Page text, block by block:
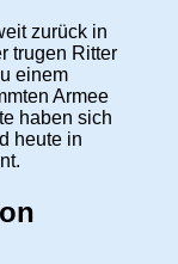
zurück in
trugen Ritter
einem
Armee
haben sich
heute in